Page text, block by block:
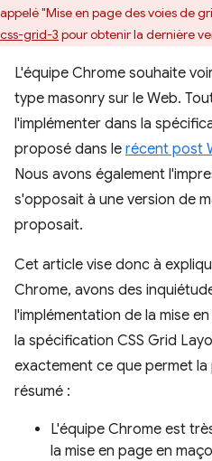
appelé "Mise en page des voies de
css-grid-3 pour obtenir la dernière
L'équipe Chrome souhaite
type masonry sur le Web.
l'implémenter dans la
proposé dans le récent post
Nous avons également
s'opposait à une version de
proposait.
Cet article vise donc à
Chrome, avons des
l'implémentation de la mise
la spécification CSS Grid
exactement ce que permet
résumé :
L'équipe Chrome est
la mise en page en